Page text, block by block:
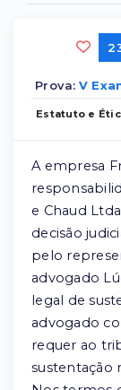
Prova: V
Estatuto e
A empresa
e Chaud
decisão
pelo
advogado
legal de
advogado
requer ao
sustentação